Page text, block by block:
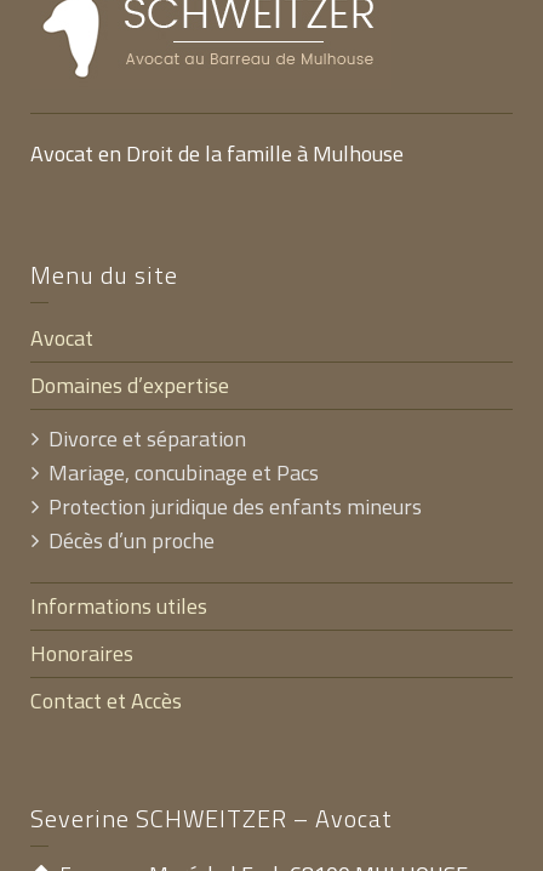
Avocat en Droit de la famille à Mulhouse
Menu du site
Avocat
Domaines d’expertise
Divorce et séparation
Mariage, concubinage et Pacs
Protection juridique des enfants mineurs
Décès d’un proche
Informations utiles
Honoraires
Contact et Accès
Severine SCHWEITZER – Avocat